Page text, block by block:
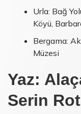
Urla: Bağ
Köyü,
Bergama:
Müzesi
Yaz:
Serin